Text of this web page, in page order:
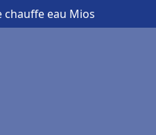
eau Mios